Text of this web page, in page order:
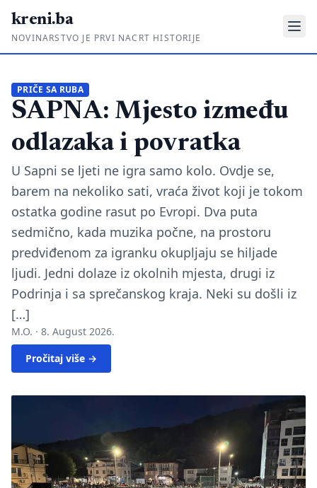
kreni.ba
NOVINARSTVO JE PRVI NACRT HISTORIJE
Priče sa ruba
Ponos i glas
Daljinski u ruke
Romski put
O nama
Impressum
Kontakt
PRIČE SA RUBA
SAPNA: Mjesto između
odlazaka i povratka
U Sapni se ljeti ne igra samo kolo. Ovdje se,
barem na nekoliko sati, vraća život koji je tokom
ostatka godine rasut po Evropi. Dva puta
sedmično, kada muzika počne, na prostoru
predviđenom za igranku okupljaju se hiljade
ljudi. Jedni dolaze iz okolnih mjesta, drugi iz
Podrinja i sa sprečanskog kraja. Neki su došli iz
[…]
M.O. · 8. August 2026.
Pročitaj više →